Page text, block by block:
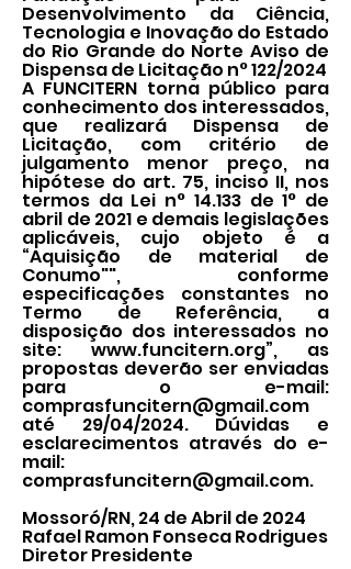
Desenvolvimento da Ciência,
Tecnologia e Inovação do Estado
do Rio Grande do Norte Aviso de
Dispensa de Licitação n° 122/2024
A FUNCITERN torna público para
conhecimento dos interessados,
que realizará Dispensa de
Licitação, com critério de
julgamento menor preço, na
hipótese do art. 75, inciso II, nos
termos da Lei n° 14.133 de 1° de
abril de 2021 e demais legislações
aplicáveis, cujo objeto é a
“Aquisição de material de
Conumo"", conforme
especificações constantes no
Termo de Referência, a
disposição dos interessados no
site:www.funcitern.org”, as
propostas deverão ser enviadas
para o e-mail:
comprasfuncitern@gmail.com
até 29/04/2024. Dúvidas e
esclarecimentos através do e-
mail:
comprasfuncitern@gmail.com.
Mossoró/RN, 24 de Abril de 2024
Rafael Ramon Fonseca Rodrigues
Diretor Presidente